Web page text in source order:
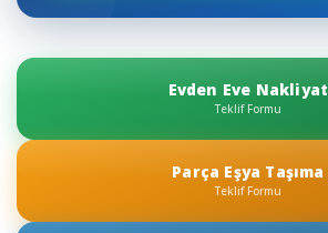
Evden Eve Nakliyat
Teklif Formu
Parça Eşya Taşıma
Teklif Formu